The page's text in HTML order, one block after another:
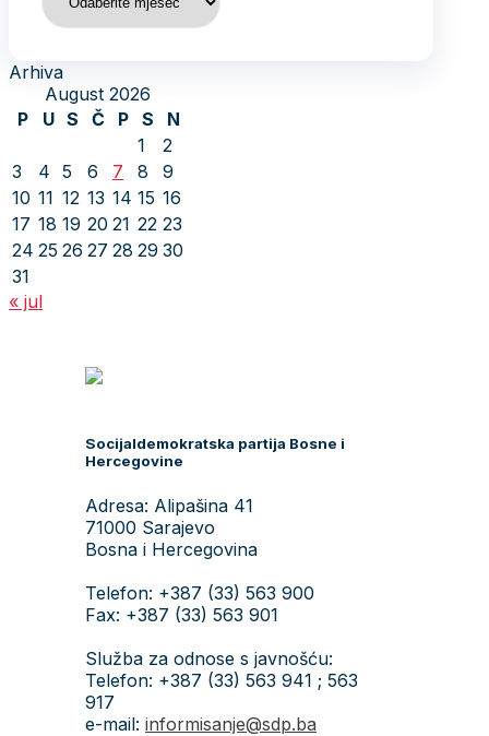
Arhiva
August 2026
P
U S Č P S
N
1
2
3
4 5 6 7 8
9
10 11 12 13 14 15 16
17 18 19 20 21 22 23
24 25 26 27 28 29 30
31
« jul
Socijaldemokratska partija Bosne i
Hercegovine
Adresa: Alipašina 41
71000 Sarajevo
Bosna i Hercegovina
Telefon: +387 (33) 563 900
Fax: +387 (33) 563 901
Služba za odnose s javnošću:
Telefon: +387 (33) 563 941 ; 563
917
e-mail: informisanje@sdp.ba